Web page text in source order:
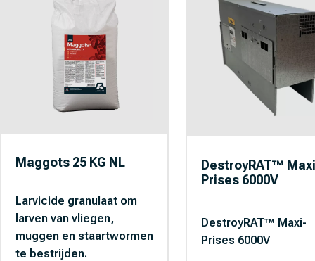
Maggots 25 KG NL
Larvicide granulaat om
larven van vliegen,
muggen en staartwormen
te bestrijden.
DestroyRAT™
Prises 6000V
DestroyRAT™ Maxi-
Prises 6000V